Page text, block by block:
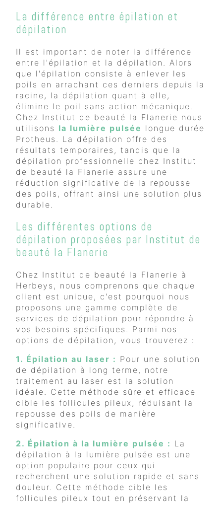
La différence entre épilation et
dépilation
Il est important de noter la différence
entre l'épilation et la dépilation. Alors
que l'épilation consiste à enlever les
poils en arrachant ces derniers depuis la
racine, la dépilation quant à elle,
élimine le poil sans action mécanique.
Chez Institut de beauté la Flanerie nous
utilisons la lumière pulsée longue durée
Protheus. La dépilation offre des
résultats temporaires, tandis que la
dépilation professionnelle chez Institut
de beauté la Flanerie assure une
réduction significative de la repousse
des poils, offrant ainsi une solution plus
durable.
Les différentes options de
dépilation proposées par Institut de
beauté la Flanerie
Chez Institut de beauté la Flanerie à
Herbeys, nous comprenons que chaque
client est unique, c'est pourquoi nous
proposons une gamme complète de
services de dépilation pour répondre à
vos besoins spécifiques. Parmi nos
options de dépilation, vous trouverez :
1. Épilation au laser : Pour une solution
de dépilation à long terme, notre
traitement au laser est la solution
idéale. Cette méthode sûre et efficace
cible les follicules pileux, réduisant la
repousse des poils de manière
significative.
2. Épilation à la lumière pulsée : La
dépilation à la lumière pulsée est une
option populaire pour ceux qui
recherchent une solution rapide et sans
douleur. Cette méthode cible les
follicules pileux tout en préservant la